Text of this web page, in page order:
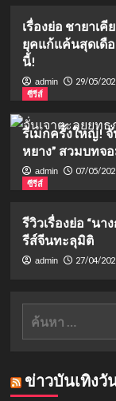
เรื่องย่อ ชายาเ
ยุคแก้แค้นสุดเดือ
นี้!
admin
29/05/
ซีรีส์
รีเมกครั้งใหญ่! จั่
หยาง” สวมบทจ
admin
07/05/
ซีรีส์
รีวิวเรื่องย่อ “น
รีส์จีนทะลุมิติ
admin 27/04/
ค้นหา
ข่าวบันเทิงวั